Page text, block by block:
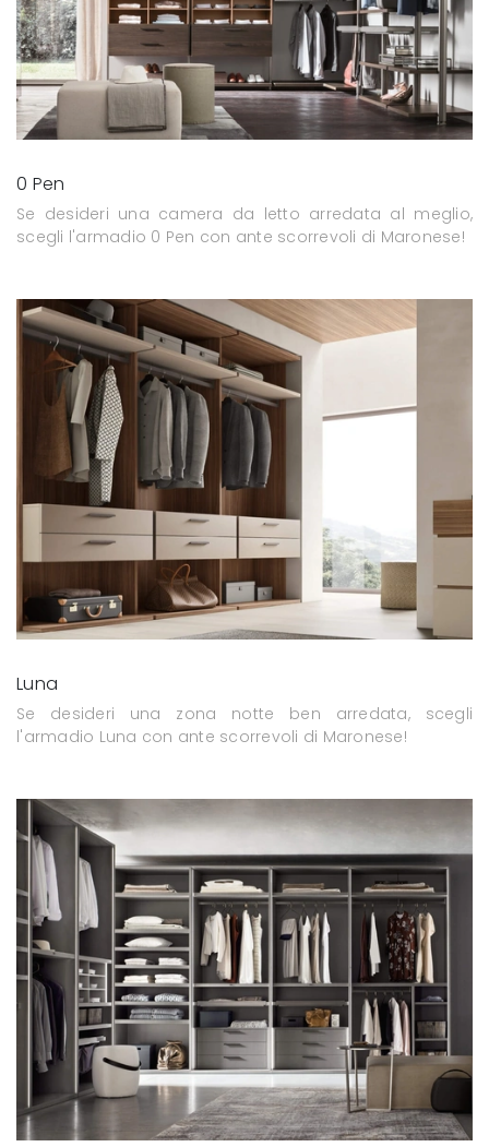
0 Pen
Se desideri una camera da letto arredata al meglio,
scegli l'armadio 0 Pen con ante scorrevoli di Maronese!
Luna
Se desideri una zona notte ben arredata, scegli
l'armadio Luna con ante scorrevoli di Maronese!